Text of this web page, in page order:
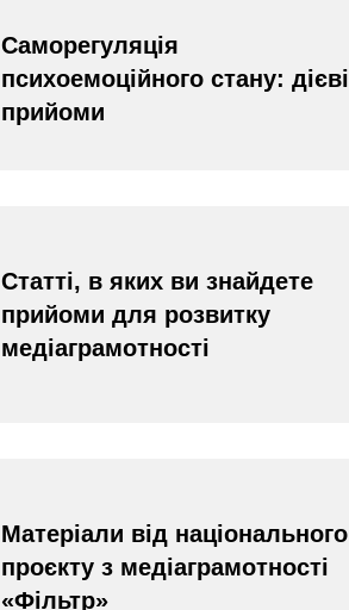
Саморегуляція
психоемоційного стану: дієві
прийоми
Статті, в яких ви знайдете
прийоми для розвитку
медіаграмотності
Матеріали від національного
проєкту з медіаграмотності
«Фільтр»